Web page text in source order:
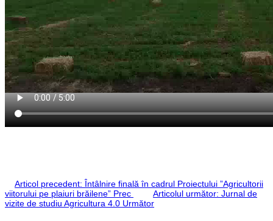
Articol precedent: Întâlnire finală în cadrul Proiectului ”Agricultorii
viitorului pe plaiuri brăilene” Prec
Articolul următor: Jurnal de
vizite de studiu Agricultura 4.0 Următor